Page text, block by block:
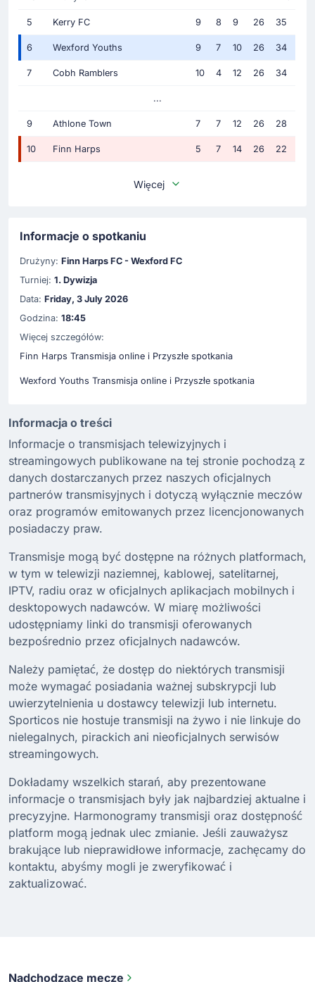
5 Kerry FC 9 8 9 26 35
6 Wexford Youths 9 7 10 26 34
7 Cobh Ramblers 10 4 12 26 34
...
9 Athlone Town 7 7 12 26 28
10 Finn Harps 5 7 14 26 22
Więcej
Informacje o spotkaniu
Drużyny: Finn Harps FC - Wexford FC
Turniej: 1. Dywizja
Data: Friday, 3 July 2026
Godzina: 18:45
Więcej szczegółów:
Finn Harps Transmisja online i Przyszłe spotkania
Wexford Youths Transmisja online i Przyszłe spotkania
Informacja o treści
Informacje o transmisjach telewizyjnych i
streamingowych publikowane na tej stronie pochodzą z
danych dostarczanych przez naszych oficjalnych
partnerów transmisyjnych i dotyczą wyłącznie meczów
oraz programów emitowanych przez licencjonowanych
posiadaczy praw.
Transmisje mogą być dostępne na różnych platformach,
w tym w telewizji naziemnej, kablowej, satelitarnej,
IPTV, radiu oraz w oficjalnych aplikacjach mobilnych i
desktopowych nadawców. W miarę możliwości
udostępniamy linki do transmisji oferowanych
bezpośrednio przez oficjalnych nadawców.
Należy pamiętać, że dostęp do niektórych transmisji
może wymagać posiadania ważnej subskrypcji lub
uwierzytelnienia u dostawcy telewizji lub internetu.
Sporticos nie hostuje transmisji na żywo i nie linkuje do
nielegalnych, pirackich ani nieoficjalnych serwisów
streamingowych.
Dokładamy wszelkich starań, aby prezentowane
informacje o transmisjach były jak najbardziej aktualne i
precyzyjne. Harmonogramy transmisji oraz dostępność
platform mogą jednak ulec zmianie. Jeśli zauważysz
brakujące lub nieprawidłowe informacje, zachęcamy do
kontaktu, abyśmy mogli je zweryfikować i
zaktualizować.
Nadchodzące mecze